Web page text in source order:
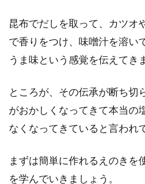
るならブリオ
ター風味た...
目指せお店
昆布でだしを取って、カツオ
で香りをつけ、味噌汁を溶い
うま味という感覚を伝えてき
ところが、その伝承が断ち切
がおかしくなってきて本当の
なくなってきていると言われ
まずは簡単に作れるえのきを
を学んでいきましょう。